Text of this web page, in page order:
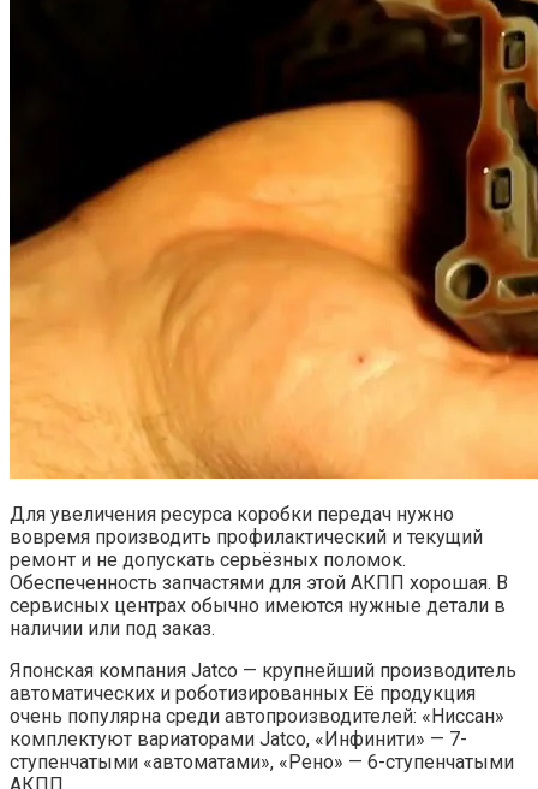
Для увеличения ресурса коробки передач нужно
вовремя производить профилактический и текущий
ремонт и не допускать серьёзных поломок.
Обеспеченность запчастями для этой АКПП хорошая. В
сервисных центрах обычно имеются нужные детали в
наличии или под заказ.
Японская компания Jatco — крупнейший производитель
автоматических и роботизированных Её продукция
очень популярна среди автопроизводителей: «Ниссан»
комплектуют вариаторами Jatco, «Инфинити» — 7-
ступенчатыми «автоматами», «Рено» — 6-ступенчатыми
АКПП.